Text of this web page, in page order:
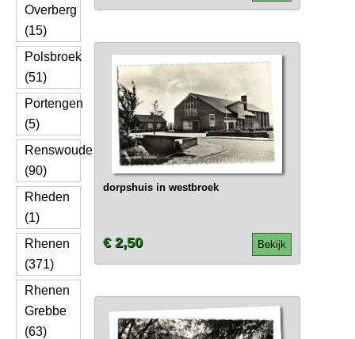
Overberg
(15)
Polsbroek
(51)
Portengen
(5)
Renswoude
(90)
Rheden
(1)
Rhenen
(371)
Rhenen
Grebbe
(63)
dorpshuis in westbroek
Bekijk
€ 2,50